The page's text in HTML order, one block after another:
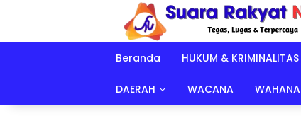
Beranda HUKUM & KRIMINALITAS
DAERAH WACANA WAHANA